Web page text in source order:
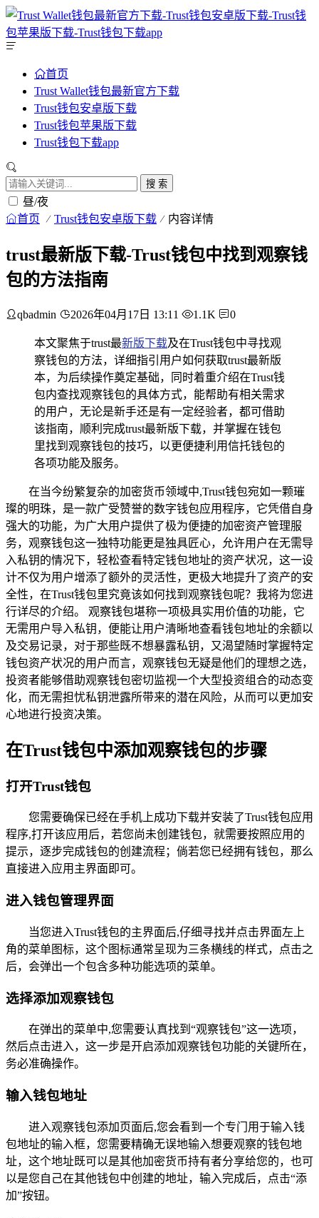
首页
Trust Wallet钱包最新官方下载
Trust钱包安卓版下载
Trust钱包苹果版下载
Trust钱包下载app
搜 索
昼/夜
首页 Trust钱包安卓版下载 内容详情
trust最新版下载-Trust钱包中找到观察钱
包的方法指南
qbadmin 2026年04月17日 13:11 1.1K 0
本文聚焦于trust最新版下载及在Trust钱包中寻找观
察钱包的方法，详细指引用户如何获取trust最新版
本，为后续操作奠定基础，同时着重介绍在Trust钱
包内查找观察钱包的具体方式，能帮助有相关需求
的用户，无论是新手还是有一定经验者，都可借助
该指南，顺利完成trust最新版下载，并掌握在钱包
里找到观察钱包的技巧，以更便捷利用信托钱包的
各项功能及服务。
在当今纷繁复杂的加密货币领域中,Trust钱包宛如一颗璀
璨的明珠，是一款广受赞誉的数字钱包应用程序，它凭借自身
强大的功能，为广大用户提供了极为便捷的加密资产管理服
务，观察钱包这一独特功能更是独具匠心，允许用户在无需导
入私钥的情况下，轻松查看特定钱包地址的资产状况，这一设
计不仅为用户增添了额外的灵活性，更极大地提升了资产的安
全性，在Trust钱包里究竟该如何找到观察钱包呢？我将为您进
行详尽的介绍。 观察钱包堪称一项极具实用价值的功能，它
无需用户导入私钥，便能让用户清晰地查看钱包地址的余额以
及交易记录，对于那些既不想暴露私钥，又渴望随时掌握特定
钱包资产状况的用户而言，观察钱包无疑是他们的理想之选，
投资者能够借助观察钱包密切监视一个大型投资组合的动态变
化，而无需担忧私钥泄露所带来的潜在风险，从而可以更加安
心地进行投资决策。
在Trust钱包中添加观察钱包的步骤
打开Trust钱包
您需要确保已经在手机上成功下载并安装了Trust钱包应用
程序,打开该应用后，若您尚未创建钱包，就需要按照应用的
提示，逐步完成钱包的创建流程；倘若您已经拥有钱包，那么
直接进入应用主界面即可。
进入钱包管理界面
当您进入Trust钱包的主界面后,仔细寻找并点击界面左上
角的菜单图标，这个图标通常呈现为三条横线的样式，点击之
后，会弹出一个包含多种功能选项的菜单。
选择添加观察钱包
在弹出的菜单中,您需要认真找到“观察钱包”这一选项，
然后点击进入，这一步是开启添加观察钱包功能的关键所在，
务必准确操作。
输入钱包地址
进入观察钱包添加页面后,您会看到一个专门用于输入钱
包地址的输入框，您需要精确无误地输入想要观察的钱包地
址，这个地址既可以是其他加密货币持有者分享给您的，也可
以是您自己在其他钱包中创建的地址，输入完成后，点击“添
加”按钮。